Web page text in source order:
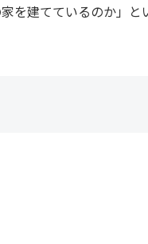
を建てているのか」と